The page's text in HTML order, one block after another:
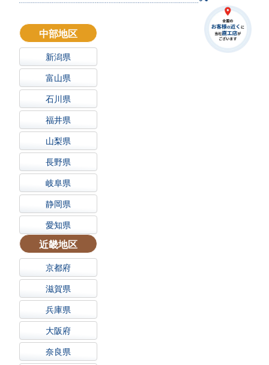
中部地区
新潟県
富山県
石川県
福井県
山梨県
長野県
岐阜県
静岡県
愛知県
近畿地区
京都府
滋賀県
兵庫県
大阪府
奈良県